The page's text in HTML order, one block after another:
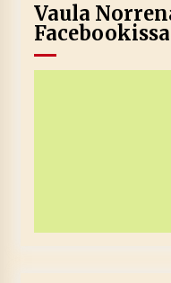
Vaula
Facebookissa